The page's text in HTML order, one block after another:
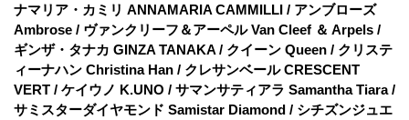
ナマリア・カミリ ANNAMARIA CAMMILLI / アンブローズ
Ambrose / ヴァンクリーフ＆アーペル Van Cleef ＆ Arpels /
ギンザ・タナカ GINZA TANAKA / クイーン Queen / クリステ
ィーナハン Christina Han / クレサンベール CRESCENT
VERT / ケイウノ K.UNO / サマンサティアラ Samantha Tiara /
サミスターダイヤモンド Samistar Diamond / シチズンジュエ